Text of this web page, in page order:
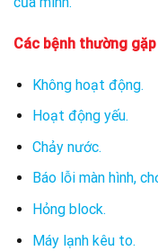
Các bệnh thường
Không hoạt động.
Hoạt động yếu.
Chảy nước.
Báo lỗi màn hình,
Hỏng block.
Máy lạnh kêu to.